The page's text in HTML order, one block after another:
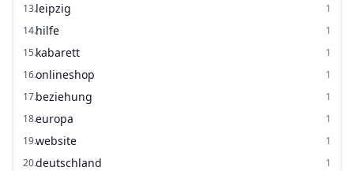
13.leipzig
1
14.hilfe
1
15.kabarett
1
16.onlineshop
1
17.beziehung
1
18.europa
1
19.website
1
20.deutschland 1